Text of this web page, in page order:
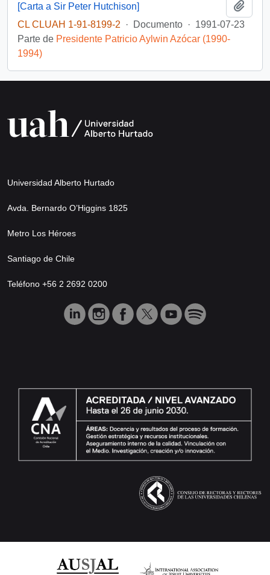
[Carta a Sir Peter Hutchison]
CL CLUAH 1-91-8199-2
· Documento · 1991-07-23
Parte de Presidente Patricio Aylwin Azócar (1990-
1994)
Universidad Alberto Hurtado
Avda. Bernardo O’Higgins 1825
Metro Los Héroes
Santiago de Chile
Teléfono +56 2 2692 0200